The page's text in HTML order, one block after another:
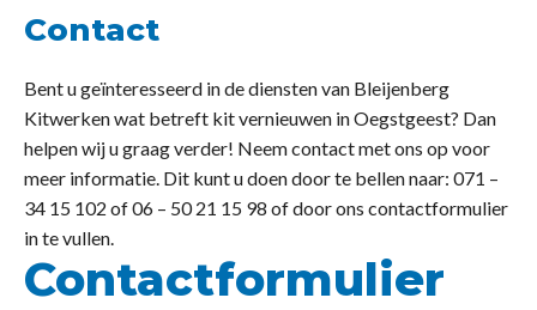
Contact
Bent u geïnteresseerd in de diensten van Bleijenberg
Kitwerken wat betreft kit vernieuwen in Oegstgeest? Dan
helpen wij u graag verder! Neem contact met ons op voor
meer informatie. Dit kunt u doen door te bellen naar: 071 –
34 15 102 of 06 – 50 21 15 98 of door ons contactformulier
in te vullen.
Contactformulier